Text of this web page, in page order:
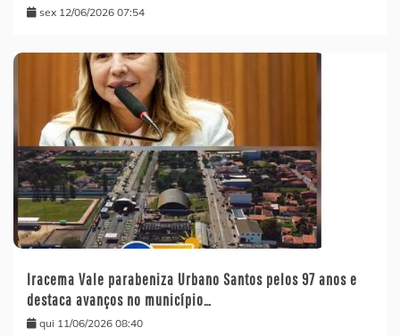
sex 12/06/2026 07:54
Iracema Vale parabeniza Urbano Santos pelos 97 anos e
destaca avanços no município…
qui 11/06/2026 08:40